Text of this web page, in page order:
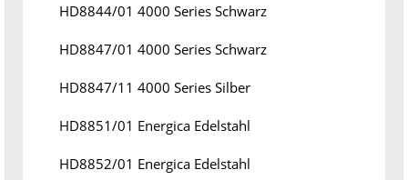
HD8844/01 4000 Series Schwarz
HD8847/01 4000 Series Schwarz
HD8847/11 4000 Series Silber
HD8851/01 Energica Edelstahl
HD8852/01 Energica Edelstahl